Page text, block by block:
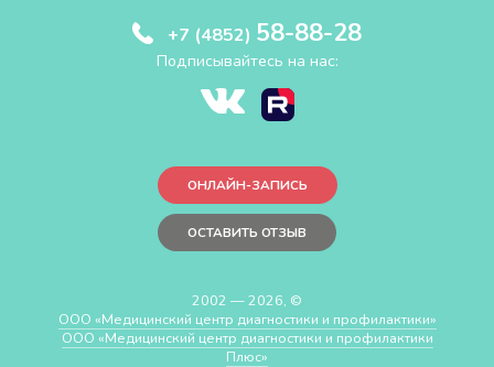
+7 (4852) 58-88-28
Подписывайтесь на нас:
ОНЛАЙН-ЗАПИСЬ
ОСТАВИТЬ ОТЗЫВ
2002 — 2026, ©
ООО «Медицинский центр диагностики и профилактики»
ООО «Медицинский центр диагностики и профилактики
Плюс»